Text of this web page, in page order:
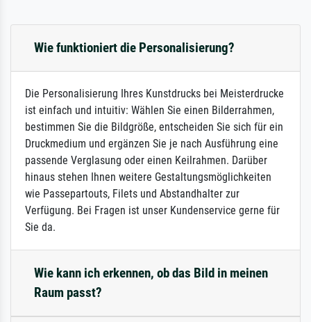
Wie funktioniert die Personalisierung?
Die Personalisierung Ihres Kunstdrucks bei Meisterdrucke
ist einfach und intuitiv: Wählen Sie einen Bilderrahmen,
bestimmen Sie die Bildgröße, entscheiden Sie sich für ein
Druckmedium und ergänzen Sie je nach Ausführung eine
passende Verglasung oder einen Keilrahmen. Darüber
hinaus stehen Ihnen weitere Gestaltungsmöglichkeiten
wie Passepartouts, Filets und Abstandhalter zur
Verfügung. Bei Fragen ist unser Kundenservice gerne für
Sie da.
Wie kann ich erkennen, ob das Bild in meinen
Raum passt?